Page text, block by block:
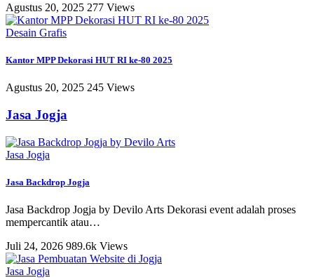
Agustus 20, 2025 277 Views
Desain Grafis
Kantor MPP Dekorasi HUT RI ke-80 2025
Agustus 20, 2025 245 Views
Jasa Jogja
Jasa Jogja
Jasa Backdrop Jogja
Jasa Backdrop Jogja by Devilo Arts Dekorasi event adalah proses
mempercantik atau…
Juli 24, 2026 989.6k Views
Jasa Jogja